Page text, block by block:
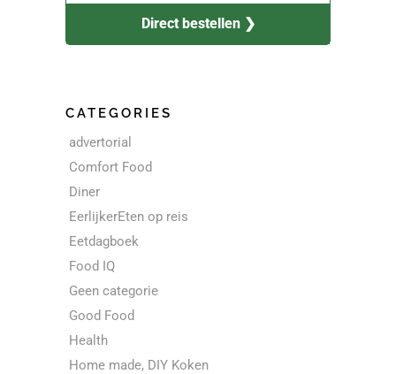
Direct bestellen ❯
CATEGORIES
advertorial
Comfort Food
Diner
EerlijkerEten op reis
Eetdagboek
Food IQ
Geen categorie
Good Food
Health
Home made, DIY Koken